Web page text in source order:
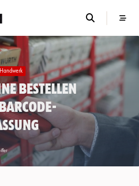
bestellen